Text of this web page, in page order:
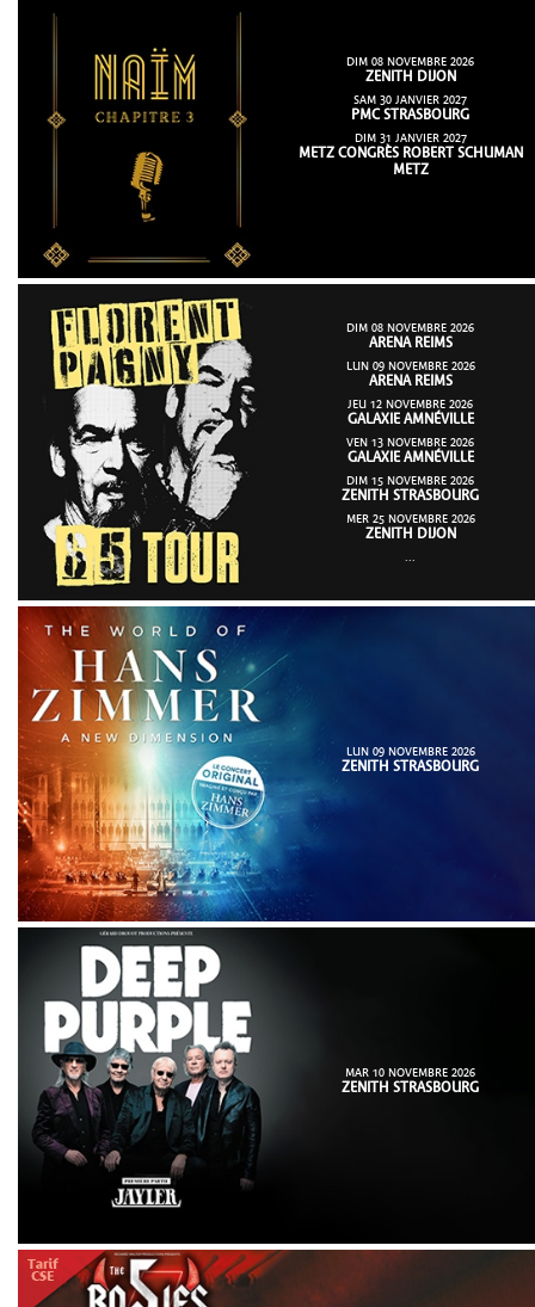
DIM 08 NOVEMBRE 2026
ZENITH DIJON
SAM 30 JANVIER 2027
PMC STRASBOURG
DIM 31 JANVIER 2027
METZ CONGRÈS ROBERT SCHUMAN
METZ
DIM 08 NOVEMBRE 2026
ARENA REIMS
LUN 09 NOVEMBRE 2026
ARENA REIMS
JEU 12 NOVEMBRE 2026
GALAXIE AMNÉVILLE
VEN 13 NOVEMBRE 2026
GALAXIE AMNÉVILLE
DIM 15 NOVEMBRE 2026
ZENITH STRASBOURG
MER 25 NOVEMBRE 2026
ZENITH DIJON
LUN 09 NOVEMBRE 2026
ZENITH STRASBOURG
MAR 10 NOVEMBRE 2026
ZENITH STRASBOURG